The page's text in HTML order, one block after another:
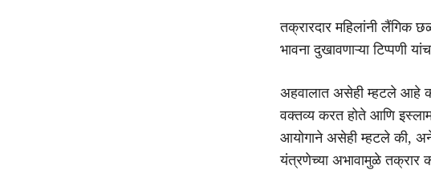
तक्रारदार महिलांनी लैंगिक
भावना दुखावणाऱ्या टिप्पणी
अहवालात असेही म्हटले आहे
वक्तव्य करत होते आणि
आयोगाने असेही म्हटले की,
यंत्रणेच्या अभावामुळे तक्रार